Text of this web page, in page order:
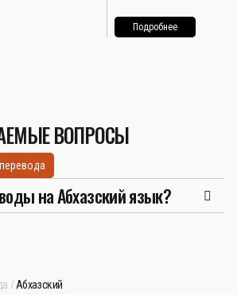
Подробнее
ВОПРОСЫ
на Абхазский язык?
Абхазский